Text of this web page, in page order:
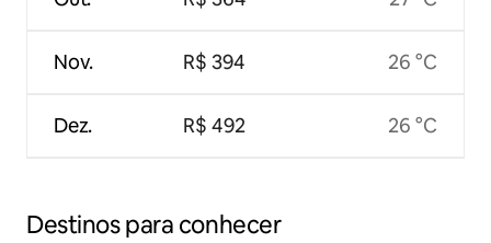
Nov.
Dez.
R$ 394
R$ 492
26 °C
26 °C
Destinos para conhecer